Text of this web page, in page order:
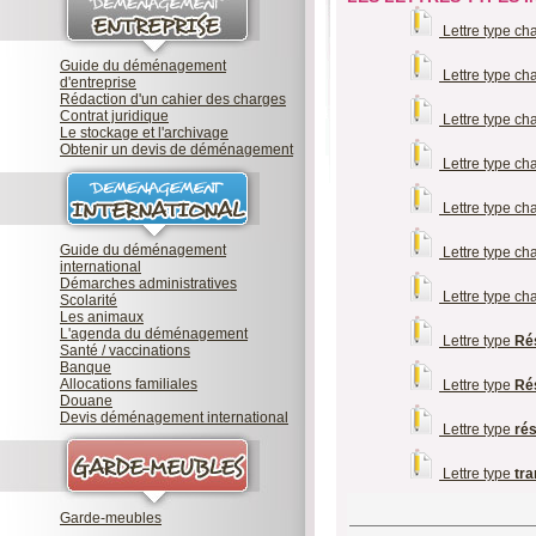
Lettre type
Lettre type
Lettre type
Lettre type
Lettre type
Lettre type
Lettre type
Lettre type
Lettre type
Lettre type
Lettre type
Guide du déménagement
d'entreprise
Rédaction d'un cahier des charges
Contrat juridique
Le stockage et l'archivage
Obtenir un devis de déménagement
Guide du déménagement
international
Démarches administratives
Scolarité
Les animaux
L'agenda du déménagement
Santé / vaccinations
Banque
Allocations familiales
Douane
Devis déménagement international
Garde-meubles